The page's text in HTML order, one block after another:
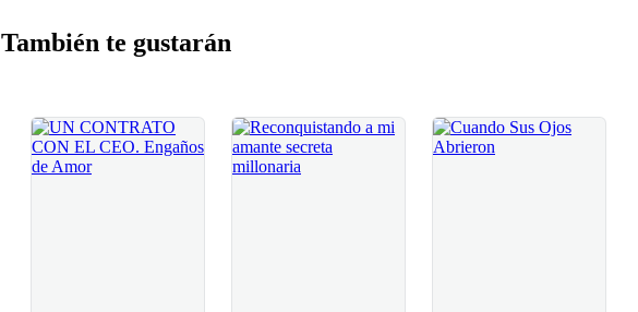
También te gustarán